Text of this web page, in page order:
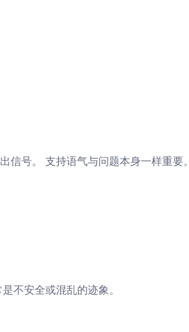
信号。 支持语气与问题本身一样重要。
不安全或混乱的迹象。